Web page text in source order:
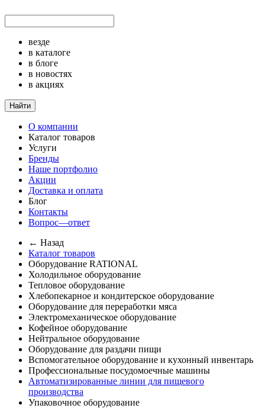
везде
в каталоге
в блоге
в новостях
в акциях
Найти
О компании
Каталог товаров
Услуги
Бренды
Наше портфолио
Акции
Доставка и оплата
Блог
Контакты
Вопрос—ответ
← Назад
Каталог товаров
Оборудование RATIONAL
Холодильное оборудование
Тепловое оборудование
Хлебопекарное и кондитерское оборудование
Оборудование для переработки мяса
Электромеханическое оборудование
Кофейное оборудование
Нейтральное оборудование
Оборудование для раздачи пищи
Вспомогательное оборудование и кухонный инвентарь
Профессиональные посудомоечные машины
Автоматизированные линии для пищевого
производства
Упаковочное оборудование